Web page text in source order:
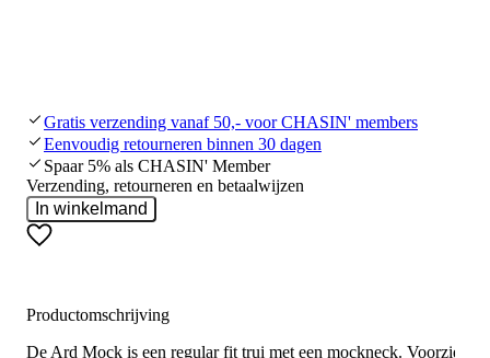
Gratis verzending vanaf 50,- voor CHASIN' members
Eenvoudig retourneren binnen 30 dagen
Spaar 5% als CHASIN' Member
Verzending, retourneren en betaalwijzen
In winkelmand
Productomschrijving
De Ard Mock is een regular fit trui met een mockneck. Voorzien